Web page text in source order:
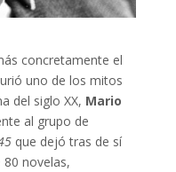
concretamente el
uno de los mitos
del siglo XX, Mario
al grupo de
que dejó tras de sí
80 novelas,